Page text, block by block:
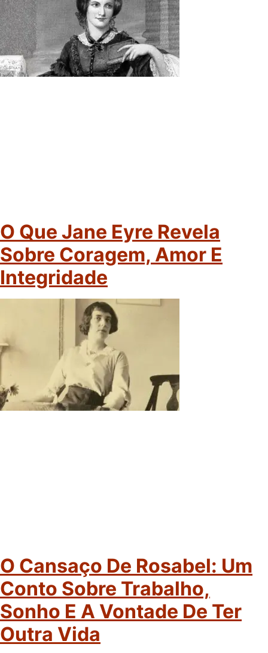
O Que Jane Eyre Revela
Sobre Coragem, Amor E
Integridade
O Cansaço De Rosabel: Um
Conto Sobre Trabalho,
Sonho E A Vontade De Ter
Outra Vida